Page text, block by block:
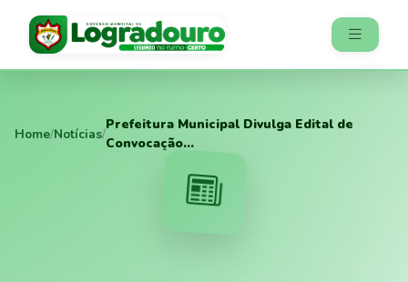
Home/Notícias/
Prefeitura Municipal Divulga Edital de
Convocação...